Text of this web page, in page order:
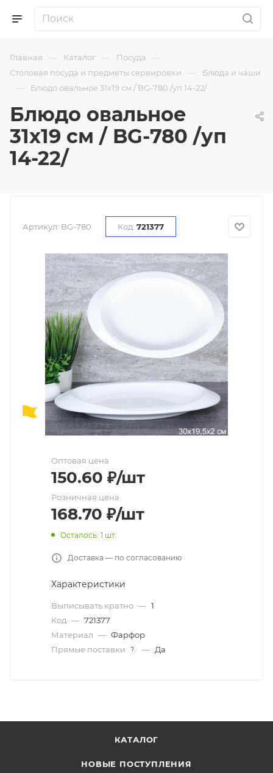
Главная — Каталог — Посуда —
Столовая посуда и предметы сервировки — Блюда и чаши
— Блюдо овальное 31х19 см / BG-780 /уп 14-22/
Блюдо овальное
31х19 см / BG-780 /уп
14-22/
Артикул: BG-780 Код: 721377
Оптовая цена
150.60 ₽/шт
Розничная цена
168.70 ₽/шт
Осталось: 1 шт.
Доставка — по согласованию
Характеристики
Выписывать кратно — 1
Код — 721377
Материал — Фарфор
Прямые поставки
? — Да
КАТАЛОГ
НОВЫЕ ПОСТУПЛЕНИЯ